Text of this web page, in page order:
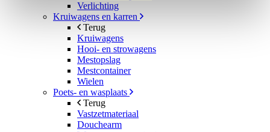
Verlichting
Kruiwagens en karren
Terug
Kruiwagens
Hooi- en strowagens
Mestopslag
Mestcontainer
Wielen
Poets- en wasplaats
Terug
Vastzetmateriaal
Douchearm